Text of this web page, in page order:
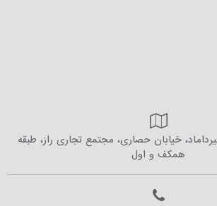
خیابان حصاری، مجتمع تجاری راز، طبقه
همکف و اول